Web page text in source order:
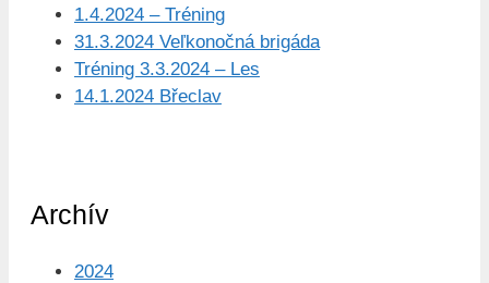
1.4.2024 – Tréning
31.3.2024 Veľkonočná brigáda
Tréning 3.3.2024 – Les
14.1.2024 Břeclav
Archív
2024